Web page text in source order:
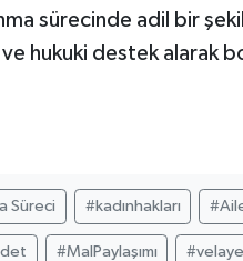
sürecinde adil bir
ve hukuki destek alarak
Süreci #kadınhakları
#MalPaylaşımı